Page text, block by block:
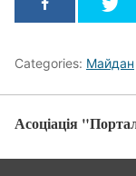
Categories: Майдан
Асоціація